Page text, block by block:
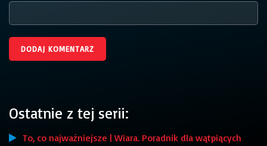
Ostatnie z tej serii:
To, co najważniejsze | Wiara. Poradnik dla wątpiących